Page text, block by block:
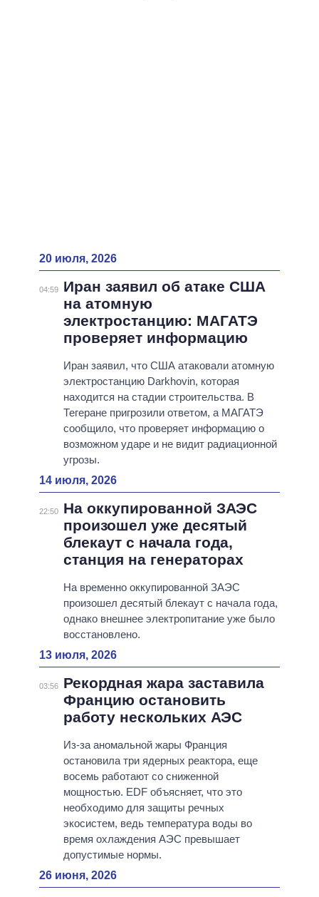
20 июля, 2026
04:59
Иран заявил об атаке США
на атомную
электростанцию: МАГАТЭ
проверяет информацию
Иран заявил, что США атаковали атомную
электростанцию Darkhovin, которая
находится на стадии строительства. В
Тегеране пригрозили ответом, а МАГАТЭ
сообщило, что проверяет информацию о
возможном ударе и не видит радиационной
угрозы.
14 июля, 2026
22:50
На оккупированной ЗАЭС
произошел уже десятый
блекаут с начала года,
станция на генераторах
На временно оккупированной ЗАЭС
произошел десятый блекаут с начала года,
однако внешнее электропитание уже было
восстановлено.
13 июля, 2026
03:56
Рекордная жара заставила
Францию остановить
работу нескольких АЭС
Из-за аномальной жары Франция
остановила три ядерных реактора, еще
восемь работают со сниженной
мощностью. EDF объясняет, что это
необходимо для защиты речных
экосистем, ведь температура воды во
время охлаждения АЭС превышает
допустимые нормы.
26 июня, 2026